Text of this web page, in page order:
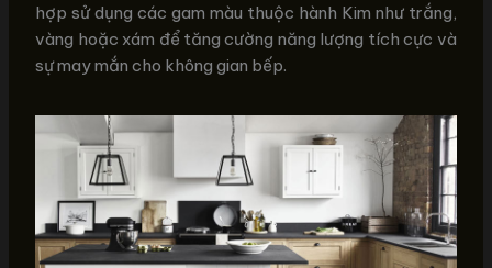
hợp sử dụng các gam màu thuộc hành Kim như trắng,
vàng hoặc xám để tăng cường năng lượng tích cực và
sự may mắn cho không gian bếp.